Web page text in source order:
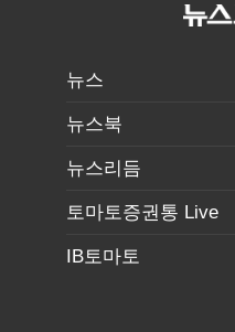
뉴스
뉴스북
뉴스리듬
토마토증권통 Live
IB토마토